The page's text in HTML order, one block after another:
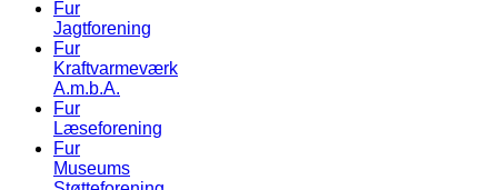
Fur
Jagtforening
Fur
Kraftvarmeværk
A.m.b.A.
Fur
Læseforening
Fur
Museums